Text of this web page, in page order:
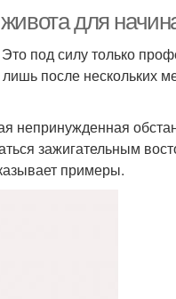
живота для
под силу только
после нескольких
непринужденная
зажигательным
примеры.